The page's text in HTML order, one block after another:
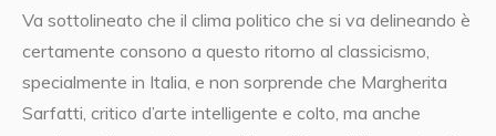
Va sottolineato che il clima politico che si va delineando è
certamente consono a questo ritorno al classicismo,
specialmente in Italia, e non sorprende che Margherita
Sarfatti, critico d’arte intelligente e colto, ma anche